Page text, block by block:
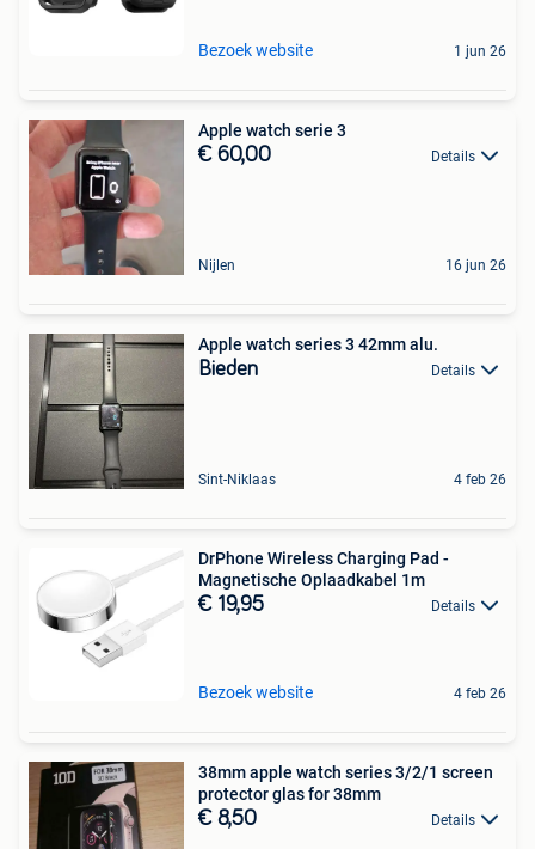
Bezoek website 1 jun 26
Apple watch serie 3
€ 60,00 Details
Nijlen 16 jun 26
Apple watch series 3 42mm alu.
Bieden Details
Sint-Niklaas 4 feb 26
DrPhone Wireless Charging Pad -
Magnetische Oplaadkabel 1m
€ 19,95 Details
Bezoek website 4 feb 26
38mm apple watch series 3/2/1 screen
protector glas for 38mm
€ 8,50 Details